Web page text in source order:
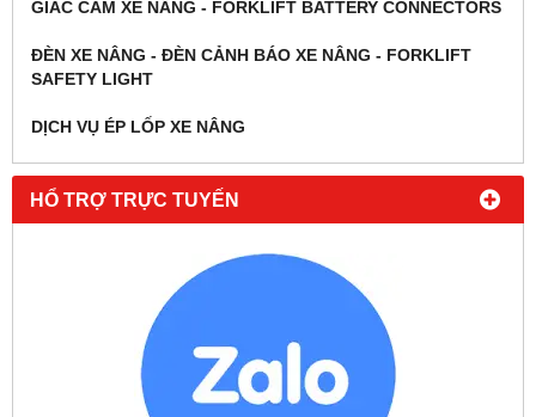
GIẮC CẮM XE NÂNG - FORKLIFT BATTERY CONNECTORS
ĐÈN XE NÂNG - ĐÈN CẢNH BÁO XE NÂNG - FORKLIFT
SAFETY LIGHT
DỊCH VỤ ÉP LỐP XE NÂNG
HỔ TRỢ TRỰC TUYẾN